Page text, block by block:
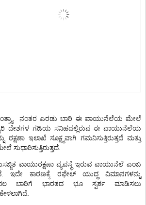
ನಂತರ ಎರಡು ಬಾರಿ ಈ ವಾಯುನೆಲೆಯ ಮೇಲೆ
ದೇಶಗಳ ಗಡಿಯ ಸನಿಹದಲ್ಲಿರುವ ಈ ವಾಯುನೆಲೆಯ
ರಕ್ಷಣಾ ಇಲಾಖೆ ಸೂಕ್ಷ್ಮವಾಗಿ ಗಮನಿಸುತ್ತಿರುತ್ತದೆ ಮತ್ತು
ಸುಧಾರಿಸುತ್ತಿರುತ್ತದೆ
ವಾಯುರಕ್ಷಣಾ ವ್ಯವಸ್ಥೆ ಇರುವ ವಾಯುನೆಲೆ ಎಂಬ
.ಇದೇ ಕಾರಣಕ್ಕೆ ರಫೇಲ್ ಯುದ್ಧ
ವಿಮಾನಗಳನ್ನು
ಬಾರಿಗೆ ಭಾರತದ ಭೂ ಸ್ಪರ್ಶ
ಮಾಡಿಸಲು